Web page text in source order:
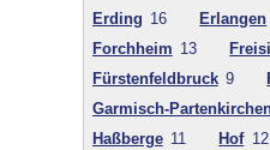
Erding 16 Erlangen
Forchheim 13
Fürstenfeldbruck 9
Garmisch-
Haßberge 11 Hof 12